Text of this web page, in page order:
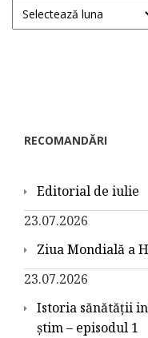
Arhive
RECOMANDĂRI
Editorial de iulie
23.07.2026
Ziua Mondială a
23.07.2026
Istoria sănătății
știm – episodul 1